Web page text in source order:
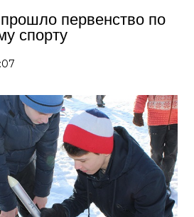
первенство по
спорту